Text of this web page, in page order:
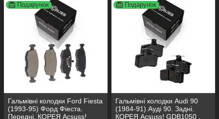
Подарунок
Гальмівні колодки Ford Fiesta
(1993-95) Форд Фіеста.
Передні. КОРЕЯ Acsuss!
Подарунок
Гальмівні колодки Audi 90
(1984-91) Ауді 90. Задні.
КОРЕЯ Acsuss! GDB1050 ,